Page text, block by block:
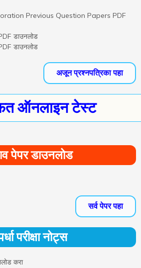
Previous Question Papers PDF
डाउनलोड
डाउनलोड
अजून प्रश्नपत्रिका पहा
ऑनलाइन टेस्ट
पेपर डाउनलोड
सर्व पेपर पहा
परीक्षा नोट्स
करा